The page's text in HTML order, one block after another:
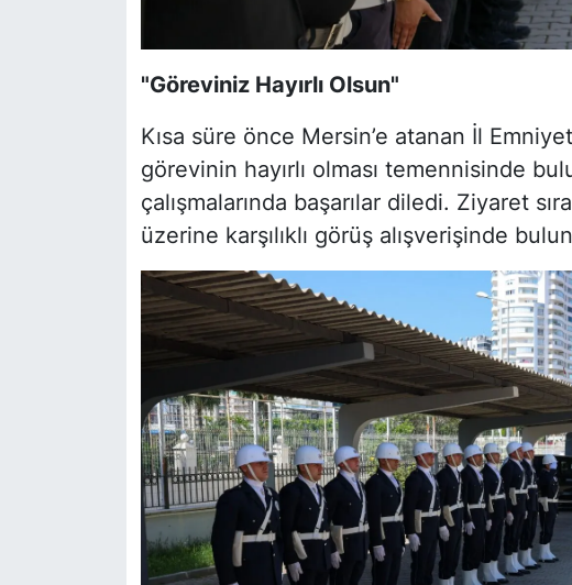
"Göreviniz Hayırlı Olsun"
Kısa süre önce Mersin’e atanan İl
görevinin hayırlı olması temennisinde
çalışmalarında başarılar diledi. Ziyaret
üzerine karşılıklı görüş alışverişinde